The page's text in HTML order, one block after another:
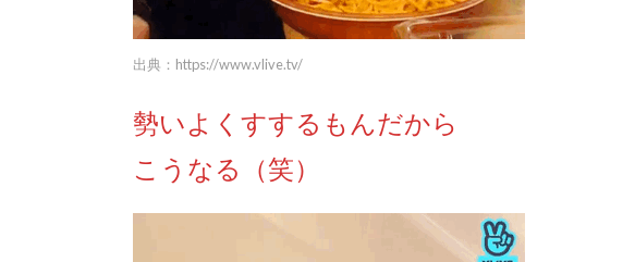
出典： https://www.vlive.tv/
勢いよくすするもんだから
こうなる（笑）